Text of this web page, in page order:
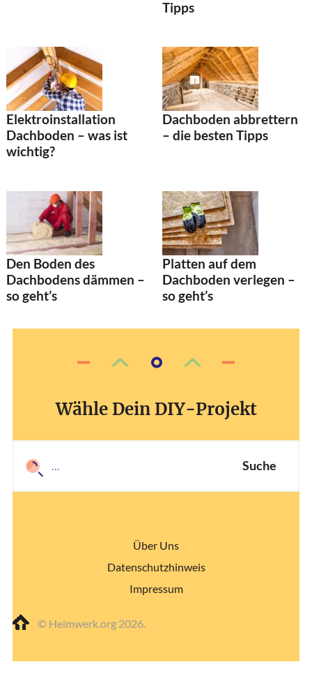
Tipps
Elektroinstallation
Dachboden – was ist
wichtig?
Dachboden abbrettern
– die besten Tipps
Den Boden des
Dachbodens dämmen –
so geht’s
Platten auf dem
Dachboden verlegen –
so geht’s
Wähle Dein DIY-Projekt
Suche
© Heimwerk.org 2026.
Über Uns
Datenschutzhinweis
Impressum